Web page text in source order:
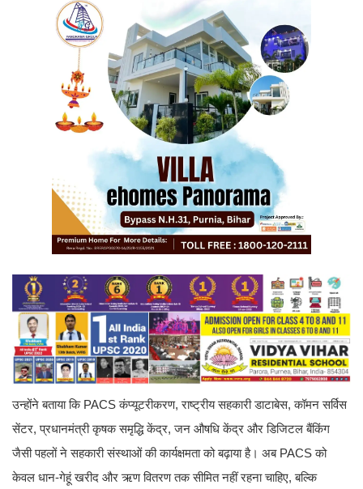
उन्होंने बताया कि PACS कंप्यूटरीकरण, राष्ट्रीय सहकारी डाटाबेस, कॉमन सर्विस
सेंटर, प्रधानमंत्री कृषक समृद्धि केंद्र, जन औषधि केंद्र और डिजिटल बैंकिंग
जैसी पहलों ने सहकारी संस्थाओं की कार्यक्षमता को बढ़ाया है। अब PACS को
केवल धान-गेहूं खरीद और ऋण वितरण तक सीमित नहीं रहना चाहिए, बल्कि